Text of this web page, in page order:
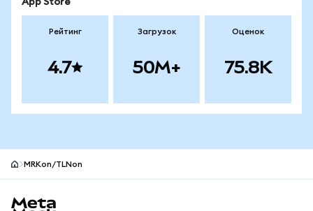
App Store
Рейтинг
4.7
Загрузок
50M+
Оценок
75.8K
MRKon/TLNon